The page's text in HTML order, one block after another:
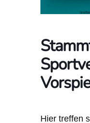
Hier treffen